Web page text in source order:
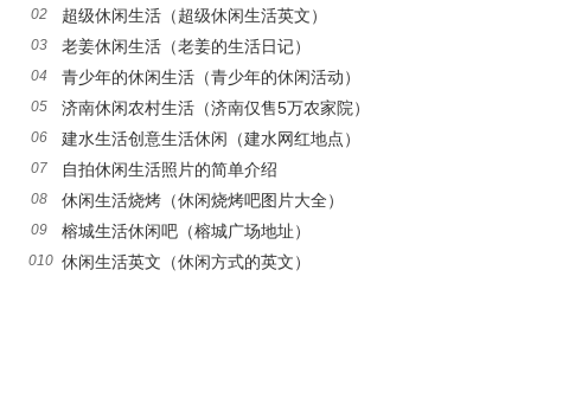
02 超级休闲生活（超级休闲生活英文）
03 老姜休闲生活（老姜的生活日记）
04 青少年的休闲生活（青少年的休闲活动）
05 济南休闲农村生活（济南仅售5万农家院）
06 建水生活创意生活休闲（建水网红地点）
07 自拍休闲生活照片的简单介绍
08 休闲生活烧烤（休闲烧烤吧图片大全）
09 榕城生活休闲吧（榕城广场地址）
010 休闲生活英文（休闲方式的英文）